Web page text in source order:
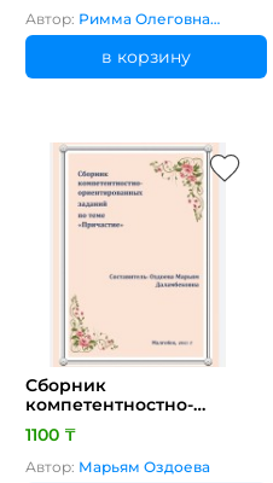
Автор: Римма Олеговна
Магдеева
в корзину
Сборник
компетентностно-
ориентированных
заданий по теме
"Причастие"
1100 ₸
Автор: Марьям Оздоева